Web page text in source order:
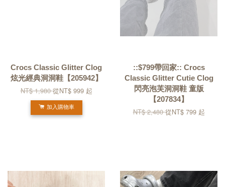
Crocs Classic Glitter Clog
炫光經典洞洞鞋【205942】
NT$ 1,980從NT$ 999 起
加入購物車
::$799帶回家:: Crocs
Classic Glitter Cutie Clog
閃亮泡芙洞洞鞋 童版
【207834】
NT$ 2,480從NT$ 799 起